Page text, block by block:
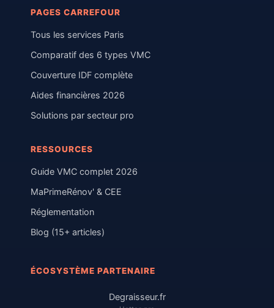
PAGES CARREFOUR
Tous les services Paris
Comparatif des 6 types VMC
Couverture IDF complète
Aides financières 2026
Solutions par secteur pro
RESSOURCES
Guide VMC complet 2026
MaPrimeRénov' & CEE
Réglementation
Blog (15+ articles)
ÉCOSYSTÈME PARTENAIRE
Degraisseur.fr